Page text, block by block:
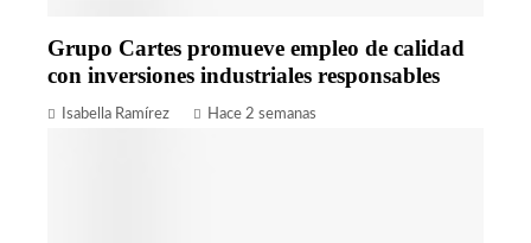
Grupo Cartes promueve empleo de calidad
con inversiones industriales responsables
Isabella Ramírez Hace 2 semanas